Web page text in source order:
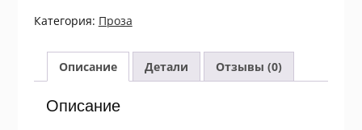
Губанов.
Ошибка
полковника
Андерса
Стюарта
Категория: Проза
Описание Детали Отзывы (0)
Описание